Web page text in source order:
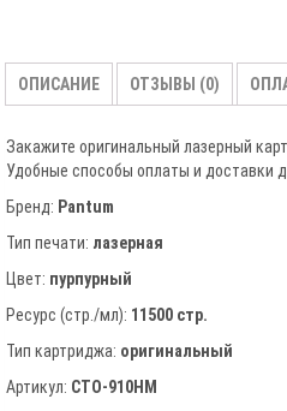
ОПИСАНИЕ ОТЗЫВЫ (0)
Закажите оригинальный лазерный
Удобные способы оплаты и доставки
Бренд: Pantum
Тип печати: лазерная
Цвет: пурпурный
Ресурс (стр./мл): 11500 стр.
Тип картриджа: оригинальный
Артикул: CTO-910HM